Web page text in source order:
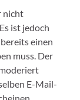
nicht
ist jedoch
einen
muss. Der
E-Mail-